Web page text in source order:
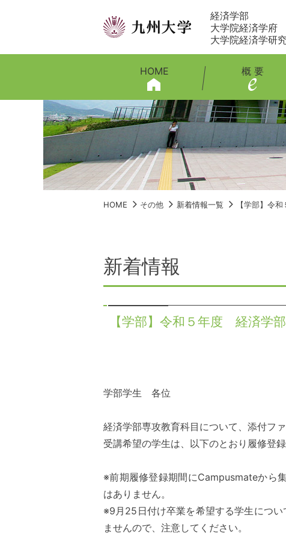
経済学部
大学院経済学府
大学院経済学研
HOME 概 要
HOME その他 新着情報一覧 【学部】令
新着情報
【学部】令和５年度 経済学
学部学生 各位
経済学部専攻教育科目について、添付フ
受講希望の学生は、以下のとおり履修登録
※前期履修登録期間にCampusmateから
はありません。
※9月25日付け卒業を希望する学生につ
ませんので、注意してください。